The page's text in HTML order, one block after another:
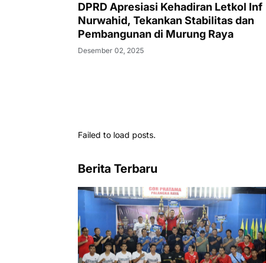
DPRD Apresiasi Kehadiran Letkol Inf
Nurwahid, Tekankan Stabilitas dan
Pembangunan di Murung Raya
Desember 02, 2025
Failed to load posts.
Berita Terbaru